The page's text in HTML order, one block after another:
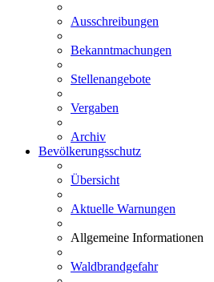
Ausschreibungen
Bekanntmachungen
Stellenangebote
Vergaben
Archiv
Bevölkerungsschutz
Übersicht
Aktuelle Warnungen
Allgemeine Informationen
Waldbrandgefahr